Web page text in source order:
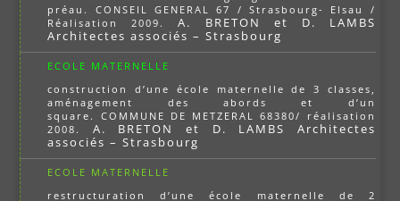
préau. CONSEIL GENERAL 67 / Strasbourg- Elsau /
Réalisation 2009.A. BRETON et D. LAMBS
Architectes associés – Strasbourg
ECOLE MATERNELLE
construction d’une école maternelle de 3 classes,
aménagement des abords et d’un
square. COMMUNE DE METZERAL 68380/ réalisation
2008. A. BRETON et D. LAMBS Architectes
associés – Strasbourg
ECOLE MATERNELLE
restructuration d’une école maternelle de 2